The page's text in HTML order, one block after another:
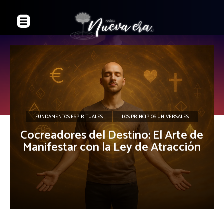
FUNDAMENTOS ESPIRITUALES LOS PRINCIPIOS UNIVERSALES
Cocreadores del Destino: El Arte de
Manifestar con la Ley de Atracción